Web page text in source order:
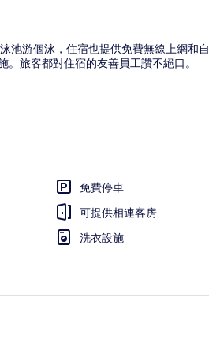
、書桌、隔音、熨斗/熨衣板
池游個泳，住宿也提供免費無線上網和
旅客都對住宿的友善員工讚不絕口。
免費停車
可提供相連客房
洗衣設施